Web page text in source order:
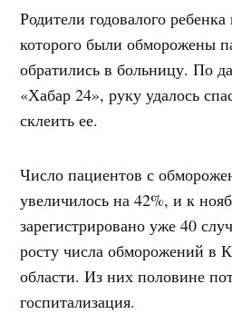
Родители годовалого
которого были обморожены
обратились в больницу. По
«Хабар 24», руку удалось
склеить ее.
Число пациентов с
увеличилось на 42%, и к
зарегистрировано уже 40
росту числа обморожений в
области. Из них половине
госпитализация.